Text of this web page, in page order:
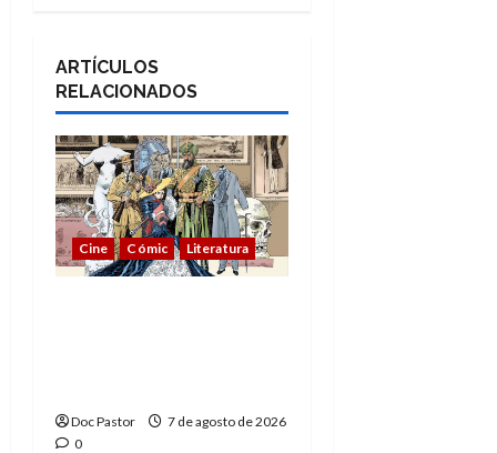
ARTÍCULOS
RELACIONADOS
Cine Cómic Literatura
Doc Pastor
7 de agosto de 2026
0